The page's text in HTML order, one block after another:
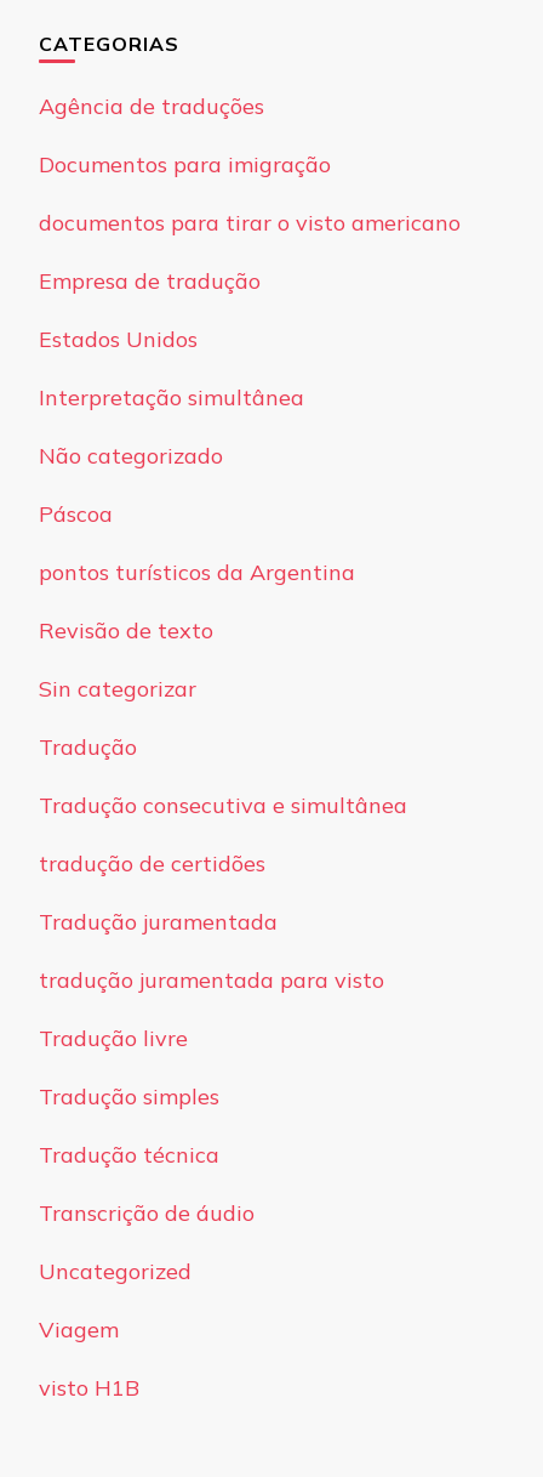
CATEGORIAS
Agência de traduções
Documentos para imigração
documentos para tirar o visto americano
Empresa de tradução
Estados Unidos
Interpretação simultânea
Não categorizado
Páscoa
pontos turísticos da Argentina
Revisão de texto
Sin categorizar
Tradução
Tradução consecutiva e simultânea
tradução de certidões
Tradução juramentada
tradução juramentada para visto
Tradução livre
Tradução simples
Tradução técnica
Transcrição de áudio
Uncategorized
Viagem
visto H1B